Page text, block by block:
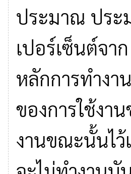
ประมาณ ประ
เปอร์เซ็นต์จา
หลักการทำงา
ของการใช้งา
งานขณะนั้นไ